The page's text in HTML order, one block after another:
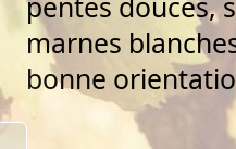
marnes
bonne